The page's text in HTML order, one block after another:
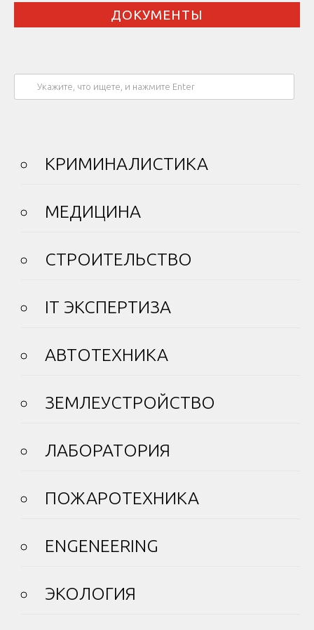
ДОКУМЕНТЫ
КРИМИНАЛИСТИКА
МЕДИЦИНА
СТРОИТЕЛЬСТВО
IT ЭКСПЕРТИЗА
АВТОТЕХНИКА
ЗЕМЛЕУСТРОЙСТВО
ЛАБОРАТОРИЯ
ПОЖАРОТЕХНИКА
ENGENEERING
ЭКОЛОГИЯ